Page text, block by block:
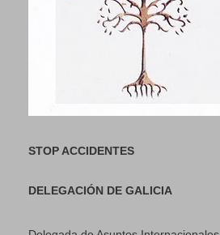
STOP ACCIDENTES
DELEGACIÓN DE GALICIA